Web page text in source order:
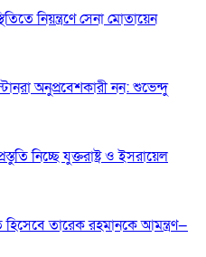
নিয়ন্ত্রণে সেনা মোতায়েন
অনুপ্রবেশকারী নন: শুভেন্দু
নিচ্ছে যুক্তরাষ্ট্র ও ইসরায়েল
হিসেবে তারেক রহমানকে আমন্ত্রণ—